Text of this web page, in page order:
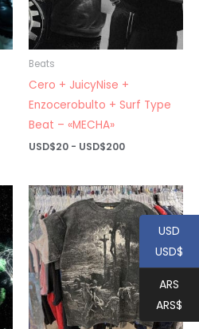
Beats
Cero + JuicyNise +
Enzocerobulto + Surf Type
Beat – «MECHA»
USD$20 - USD$200Rango
desde
USD$20
hasta
USD$200
USD
USD$
ARS
ARS$